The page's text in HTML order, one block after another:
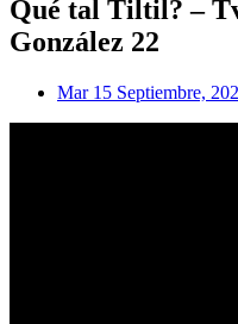
Qué tal Tiltil? –
González 22
Mar 15 Septiembre,